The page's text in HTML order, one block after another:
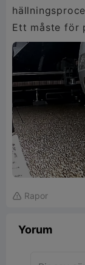
Ett måste för
 Rapor
Yorum